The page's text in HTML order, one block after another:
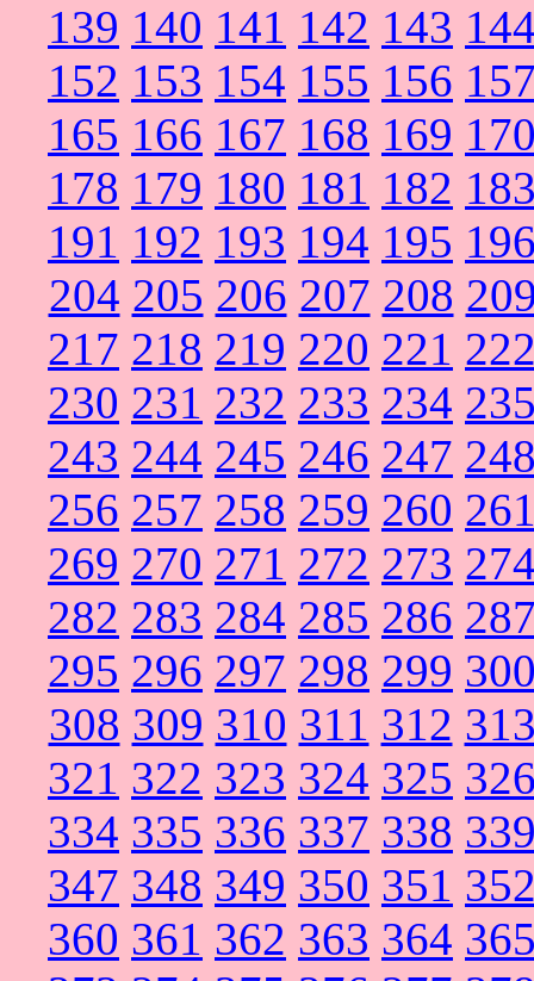
139 140 141 142 143
152 153 154 155 156
165 166 167 168 169
178 179 180 181 182
191 192 193 194 195
204 205 206 207 208
217 218 219 220 221
230 231 232 233 234
243 244 245 246 247
256 257 258 259 260
269 270 271 272 273
282 283 284 285 286
295 296 297 298 299
308 309 310 311 312
321 322 323 324 325
334 335 336 337 338
347 348 349 350 351
360 361 362 363 364